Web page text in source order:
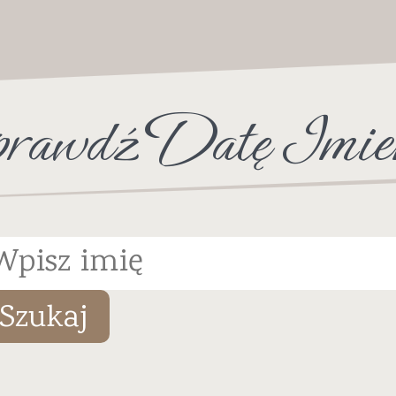
Datę